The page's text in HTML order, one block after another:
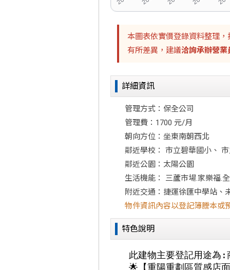
本圖表依實價登錄資料整理
有所差異，建議洽詢承辦營業
詳細資訊
管理方式：保全公司
管理費：1700 元/月
朝向方位：坐東南朝西北
鄰近學校： 市立碧華國小、
鄰近公園：太陽公園
生活機能： 三蘆市場.家樂福.
附近交通：捷運徐匯中學站、
物件資訊內容以登記簿謄本或
特色說明